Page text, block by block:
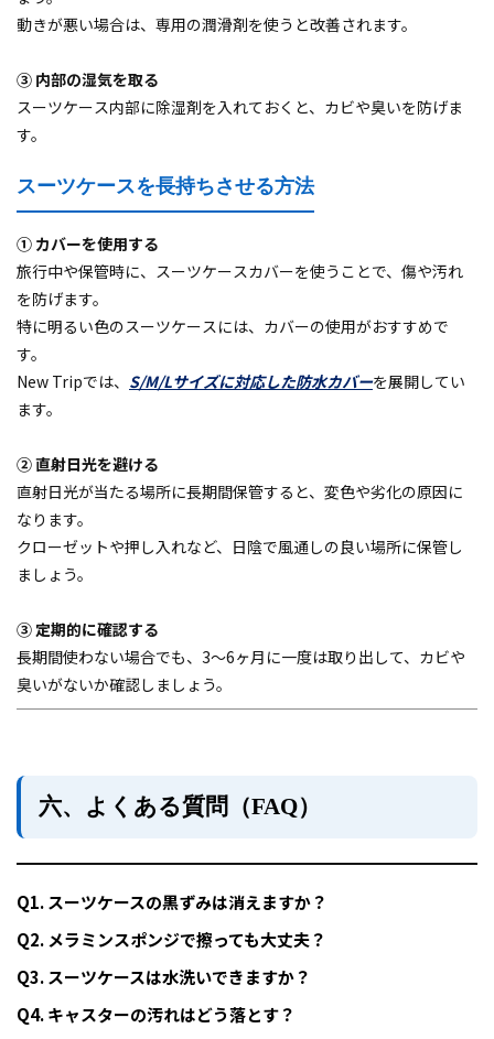
動きが悪い場合は、専用の潤滑剤を使うと改善されます。
③ 内部の湿気を取る
スーツケース内部に除湿剤を入れておくと、カビや臭いを防げま
す。
スーツケースを長持ちさせる方法
① カバーを使用する
旅行中や保管時に、スーツケースカバーを使うことで、傷や汚れ
を防げます。
特に明るい色のスーツケースには、カバーの使用がおすすめで
す。
New Tripでは、 S/M/Lサイズに対応した防水カバーを展開してい
ます。
② 直射日光を避ける
直射日光が当たる場所に長期間保管すると、変色や劣化の原因に
なります。
クローゼットや押し入れなど、日陰で風通しの良い場所に保管し
ましょう。
③ 定期的に確認する
長期間使わない場合でも、3〜6ヶ月に一度は取り出して、カビや
臭いがないか確認しましょう。
六、よくある質問（FAQ）
Q1. スーツケースの黒ずみは消えますか？
Q2. メラミンスポンジで擦っても大丈夫？
Q3. スーツケースは水洗いできますか？
Q4. キャスターの汚れはどう落とす？